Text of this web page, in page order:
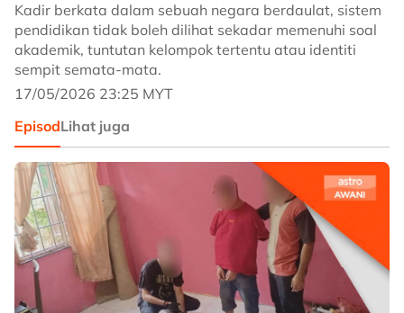
Kadir berkata dalam sebuah negara berdaulat, sistem
pendidikan tidak boleh dilihat sekadar memenuhi soal
akademik, tuntutan kelompok tertentu atau identiti
sempit semata-mata.
17/05/2026 23:25 MYT
EpisodLihat juga